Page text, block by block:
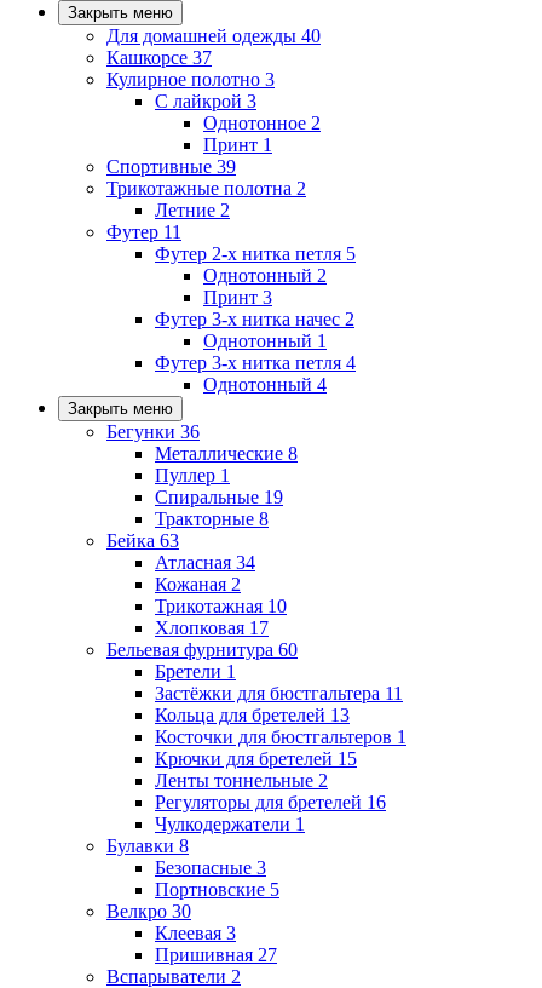
Закрыть меню
Для домашней одежды 40
Кашкорсе 37
Кулирное полотно 3
С лайкрой 3
Однотонное 2
Принт 1
Спортивные 39
Трикотажные полотна 2
Летние 2
Футер 11
Футер 2-х нитка петля 5
Однотонный 2
Принт 3
Футер 3-х нитка начес 2
Однотонный 1
Футер 3-х нитка петля 4
Однотонный 4
Закрыть меню
Бегунки 36
Металлические 8
Пуллер 1
Спиральные 19
Тракторные 8
Бейка 63
Атласная 34
Кожаная 2
Трикотажная 10
Хлопковая 17
Бельевая фурнитура 60
Бретели 1
Застёжки для бюстгальтера 11
Кольца для бретелей 13
Косточки для бюстгальтеров 1
Крючки для бретелей 15
Ленты тоннельные 2
Регуляторы для бретелей 16
Чулкодержатели 1
Булавки 8
Безопасные 3
Портновские 5
Велкро 30
Клеевая 3
Пришивная 27
Вспарыватели 2